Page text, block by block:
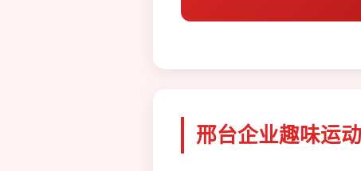
邢台企业趣味运